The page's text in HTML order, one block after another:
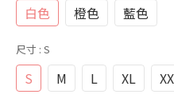
白色 橙色 藍色
尺寸 : S
S M L XL